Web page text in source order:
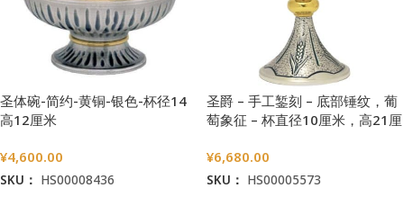
圣体碗-简约-黄铜-银色-杯径14
高12厘米
¥4,600.00
SKU： HS00008436
圣爵 – 手工錾刻 – 底部锤纹，葡
萄象征 – 杯直径10厘米，高21厘
¥6,680.00
SKU： HS00005573